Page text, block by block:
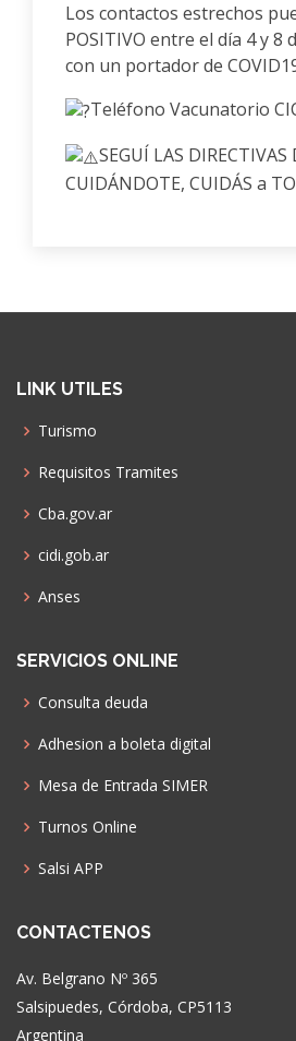
Los contactos estrechos
POSITIVO entre el día 4 y 8
con un portador de
Teléfono Vacunatorio
SEGUÍ LAS DIRECTIVAS
CUIDÁNDOTE, CUIDÁS a
LINK UTILES
Turismo
Requisitos Tramites
Cba.gov.ar
cidi.gob.ar
Anses
SERVICIOS ONLINE
Consulta deuda
Adhesion a boleta digital
Mesa de Entrada SIMER
Turnos Online
Salsi APP
CONTACTENOS
Av. Belgrano Nº 365
Salsipuedes, Córdoba, CP5113
Argentina